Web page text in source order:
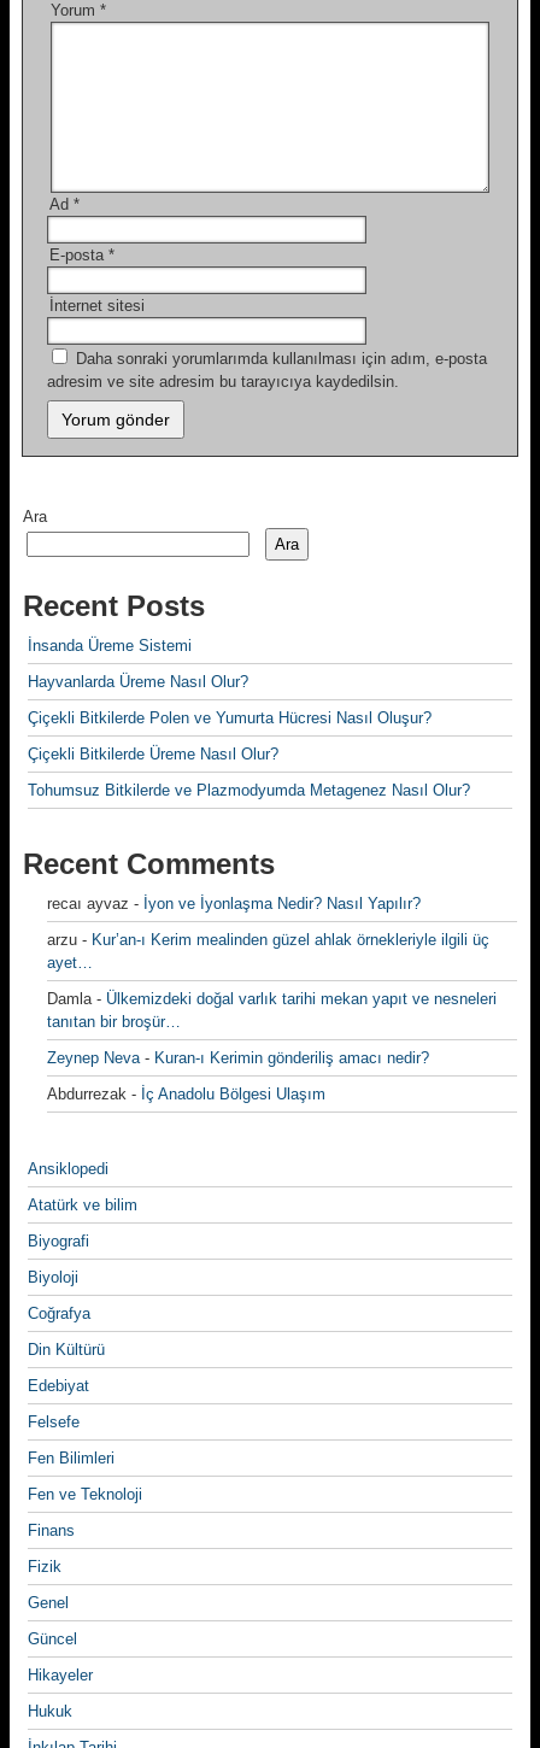
Yorum *
Ad *
E-posta *
İnternet sitesi
Daha sonraki yorumlarımda kullanılması için adım, e-posta
adresim ve site adresim bu tarayıcıya kaydedilsin.
Ara
Ara
Recent Posts
İnsanda Üreme Sistemi
Hayvanlarda Üreme Nasıl Olur?
Çiçekli Bitkilerde Polen ve Yumurta Hücresi Nasıl Oluşur?
Çiçekli Bitkilerde Üreme Nasıl Olur?
Tohumsuz Bitkilerde ve Plazmodyumda Metagenez Nasıl Olur?
Recent Comments
recaı ayvaz - İyon ve İyonlaşma Nedir? Nasıl Yapılır?
arzu - Kur’an-ı Kerim mealinden güzel ahlak örnekleriyle ilgili üç
ayet…
Damla- Ülkemizdeki doğal varlık tarihi mekan yapıt ve nesneleri
tanıtan bir broşür…
Zeynep Neva- Kuran-ı Kerimin gönderiliş amacı nedir?
Abdurrezak - İç Anadolu Bölgesi Ulaşım
Ansiklopedi
Atatürk ve bilim
Biyografi
Biyoloji
Coğrafya
Din Kültürü
Edebiyat
Felsefe
Fen Bilimleri
Fen ve Teknoloji
Finans
Fizik
Genel
Güncel
Hikayeler
Hukuk